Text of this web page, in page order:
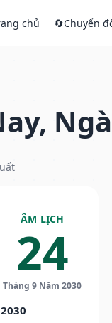
chủ 🔄Chuyển
ÂM LỊCH
24
Tháng 9 Năm 2030